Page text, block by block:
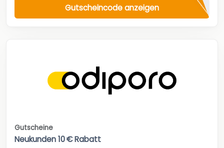
Gutscheincode anzeigen
Gutscheine
Neukunden 10 € Rabatt